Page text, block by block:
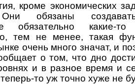
кроме экономических
Они обязаны
обязательно какие-
тем не менее, такая
очень много значат, и
о том, что дно
и в разное время и
то уж точно хуже не